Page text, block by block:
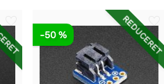
REDUCERET
-50 %